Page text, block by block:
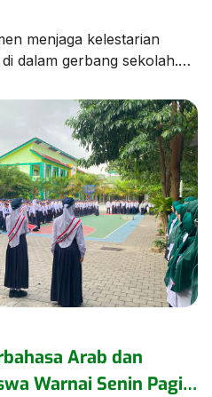
menjaga kelestarian
dalam gerbang sekolah.
sekitar untuk
dan edukasi pengelolaan
Aksi ini
nyata MTsN 1
sinergi dengan warga
para […]
Arab dan
Warnai Senin Pagi